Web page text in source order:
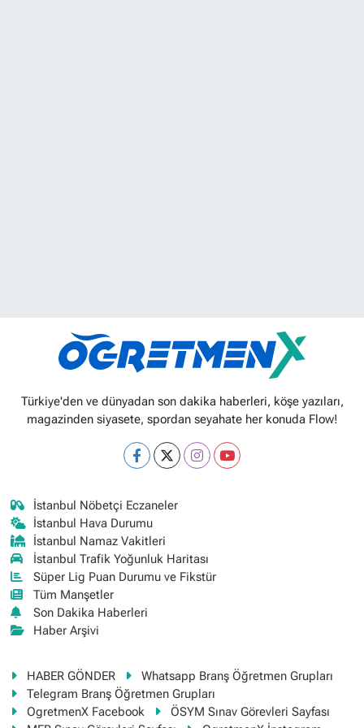
Türkiye'den ve dünyadan son dakika haberleri, köşe yazıları,
magazinden siyasete, spordan seyahate her konuda Flow!
İstanbul Nöbetçi Eczaneler
İstanbul Hava Durumu
İstanbul Namaz Vakitleri
İstanbul Trafik Yoğunluk Haritası
Süper Lig Puan Durumu ve Fikstür
Tüm Manşetler
Son Dakika Haberleri
Haber Arşivi
HABER GÖNDER
Whatsapp Branş Öğretmen Grupları
Telegram Branş Öğretmen Grupları
OgretmenX Facebook
ÖSYM Sınav Görevleri Sayfası